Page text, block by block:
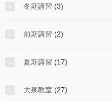
冬期講習 (3)
前期講習 (2)
夏期講習 (17)
大泉教室 (27)